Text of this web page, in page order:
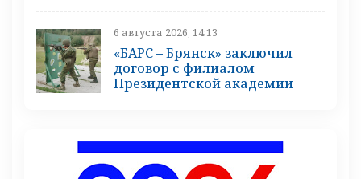
6 августа 2026, 14:13
«БАРС – Брянск» заключил
договор с филиалом
Президентской академии